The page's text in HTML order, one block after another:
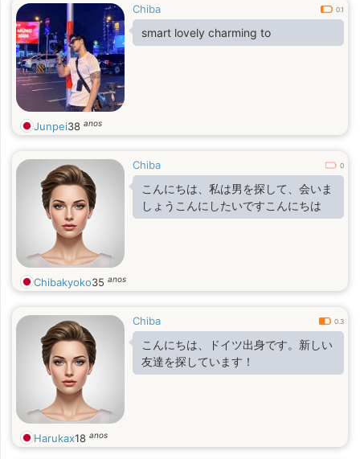
Chiba 0.1
smart lovely charming to
Junpei38 anos
Chiba 0
こんにちは、私は男を探して、会いま
しょうこんにしたいですこんにちは
Chibakyoko35 anos
Chiba 0.3
こんにちは、ドイツ出身です。新しい
友達を探しています！
Harukax18 anos